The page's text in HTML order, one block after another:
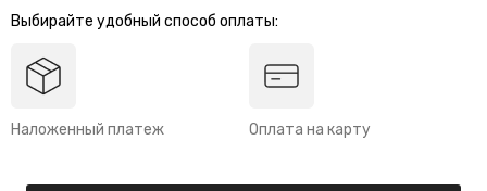
Выбирайте удобный способ оплаты:
Наложенный платеж Оплата на карту